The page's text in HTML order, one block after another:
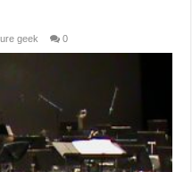
geek 0